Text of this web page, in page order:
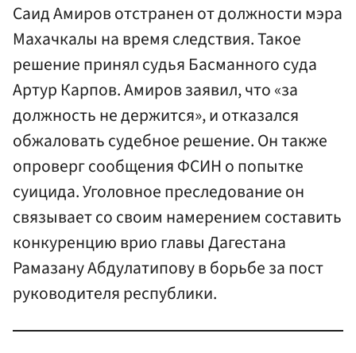
Саид Амиров отстранен от должности мэра
Махачкалы на время следствия. Такое
решение принял судья Басманного суда
Артур Карпов. Амиров заявил, что «за
должность не держится», и отказался
обжаловать судебное решение. Он также
опроверг сообщения ФСИН о попытке
суицида. Уголовное преследование он
связывает со своим намерением составить
конкуренцию врио главы Дагестана
Рамазану Абдулатипову в борьбе за пост
руководителя республики.